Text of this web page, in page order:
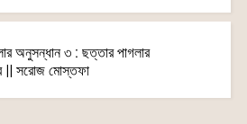
অনুসন্ধান ৩ : ছত্তার পাগলার
|| সরোজ মোস্তফা